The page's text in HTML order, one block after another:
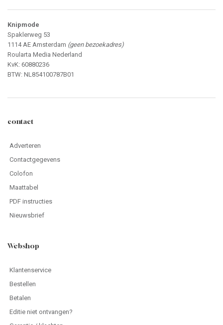
Knipmode
Spaklerweg 53
1114 AE Amsterdam (geen bezoekadres)
Roularta Media Nederland
KvK: 60880236
BTW: NL854100787B01
contact
Adverteren
Contactgegevens
Colofon
Maattabel
PDF instructies
Nieuwsbrief
Webshop
Klantenservice
Bestellen
Betalen
Editie niet ontvangen?